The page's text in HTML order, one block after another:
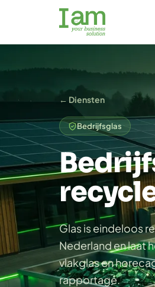
← Diensten
Bedrijfsglas
Glas is eindeloos
Nederland en laat
vlakglas en
rapportage.